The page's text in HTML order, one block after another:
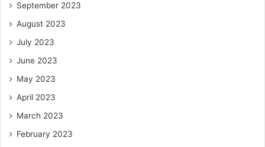
September 2023
August 2023
July 2023
June 2023
May 2023
April 2023
March 2023
February 2023